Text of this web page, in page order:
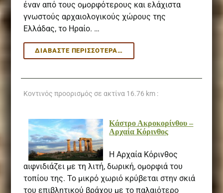
έναν από τους ομορφότερους και ελάχιστα
γνωστούς αρχαιολογικούς χώρους της
Ελλάδας, το Ηραίο. …
ΔΙΑΒΆΣΤΕ ΠΕΡΙΣΣΌΤΕΡΑ…
–
ΒΟΥΛΙΑΓΜΈΝΗΣ
Κοντινός προορισμός σε ακτίνα 16.76 km :
Κάστρο Ακροκορίνθου –
Αρχαία Κόρινθος
H Αρχαία Κόρινθος
αιφνιδιάζει με τη λιτή, δωρική, ομορφιά του
τοπίου της. Το μικρό χωριό κρύβεται στην σκιά
του επιβλητικού βράχου με το παλαιότερο